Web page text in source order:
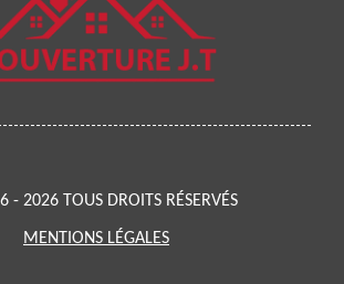
- 2026 TOUS DROITS RÉSERVÉS
MENTIONS LÉGALES